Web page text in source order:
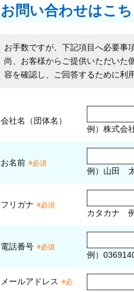
お問い合わせはこち
お手数ですが、下記項目へ必要事
尚、お客様からご提供いただいた
容を確認し、ご回答するために利
会社名（団体名）
例）株式会
お名前 ※必須
例）山田
フリガナ ※必須
カタカナ
電話番号 ※必須
例）
メールアドレス ※必